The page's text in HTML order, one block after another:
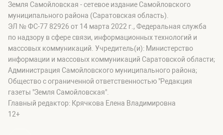
Земля Самойловская - сетевое издание Самойловского
муниципального района (Саратовская область).
ЭЛ № ФС-77 82926 от 14 марта 2022 г., Федеральная служба
по надзору в сфере связи, информационных технологий и
массовых коммуникаций. Учредитель(и): Министерство
информации и массовых коммуникаций Саратовской области;
Администрация Самойловского муниципального района;
Общество с ограниченной ответственностью "Редакция
газеты "Земля Самойловская".
Главный редактор: Крячкова Елена Владимировна
12+